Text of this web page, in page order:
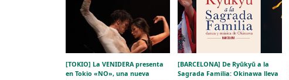
[TOKIO] La VENIDERA presenta
en Tokio «NO», una nueva
[BARCELONA] De Ryūkyū a la
Sagrada Familia: Okinawa lleva